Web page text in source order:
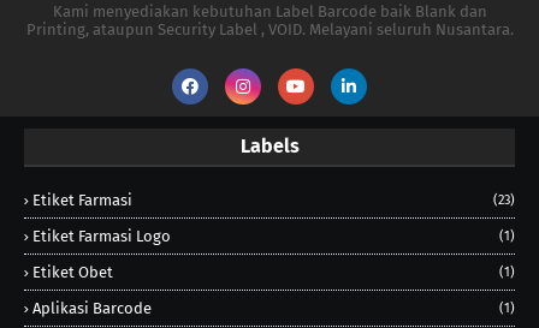
Kami menyediakan kebutuhan Label Barcode baik Blank dan
Printing, ataupun Security Label , VOID. Melayani seluruh Nusantara.
Labels
Etiket Farmasi (23)
Etiket Farmasi Logo (1)
Etiket Obet (1)
Aplikasi Barcode (1)